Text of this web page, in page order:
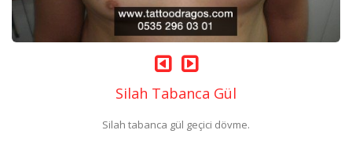
Silah Tabanca Gül
Silah tabanca gül geçici dövme.